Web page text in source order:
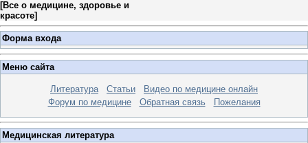
[Все о медицине, здоровье и
красоте]
Форма входа
Меню сайта
Литература Статьи
Видео по медицине онлайн
Форум по медицине
Обратная связь Пожелания
Медицинская литература